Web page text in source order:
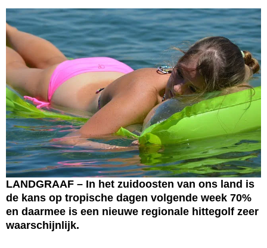
LANDGRAAF – In het zuidoosten van ons land is
de kans op tropische dagen volgende week 70%
en daarmee is een nieuwe regionale hittegolf zeer
waarschijnlijk.